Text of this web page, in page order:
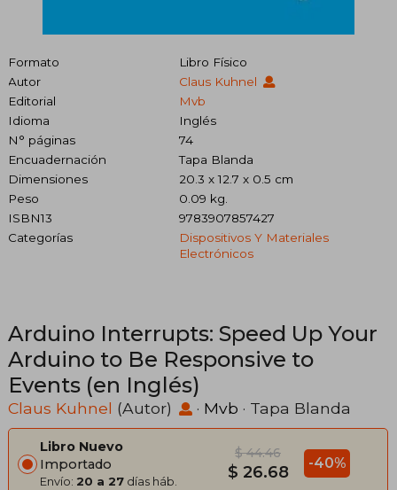
Formato
Libro Físico
Autor
Claus Kuhnel
Editorial
Mvb
Idioma
Inglés
N° páginas
74
Encuadernación
Tapa Blanda
Dimensiones
20.3 x 12.7 x 0.5 cm
Peso
0.09 kg.
ISBN13
9783907857427
Categorías
Dispositivos Y Materiales
Electrónicos
Arduino Interrupts: Speed Up Your
Arduino to Be Responsive to
Events (en Inglés)
Claus Kuhnel (Autor) · Mvb · Tapa Blanda
Libro Nuevo
Importado
Envío: 20 a 27 días háb.
$ 44.46
$ 26.68 -40%